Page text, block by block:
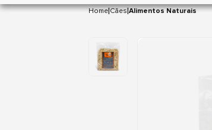
Home|Cães|Alimentos Naturais